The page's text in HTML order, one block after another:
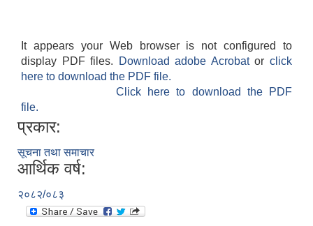
It appears your Web browser is not configured to
display PDF files.
Download adobe Acrobatorclick
here to download the PDF file.
Click here to download the PDF
file.
प्रकार:
सूचना तथा समाचार
आर्थिक वर्ष:
२०८२/०८३